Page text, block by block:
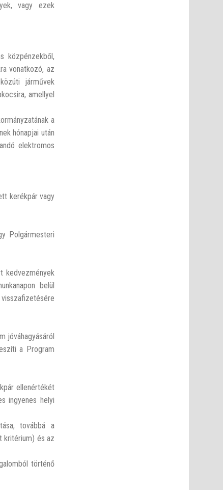
vagy ezek
közpénzekből,
vonatkozó, az
járművek
amellyel
a
hónapjai után
elektromos
kerékpár vagy
Polgármesteri
kedvezmények
belül
jóváhagyásáról
a Program
ellenértékét
ingyenes helyi
továbbá a
kritérium) és az
történő